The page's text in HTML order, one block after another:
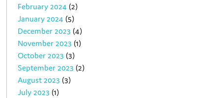
February 2024 (2)
January 2024 (5)
December 2023 (4)
November 2023 (1)
October 2023 (3)
September 2023 (2)
August 2023 (3)
July 2023 (1)